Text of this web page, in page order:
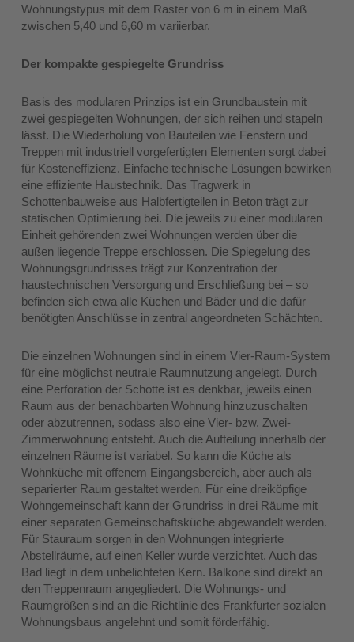
Wohnungstypus mit dem Raster von 6 m in einem Maß
zwischen 5,40 und 6,60 m variierbar.
Der kompakte gespiegelte Grundriss
Basis des modularen Prinzips ist ein Grundbaustein mit
zwei gespiegelten Wohnungen, der sich reihen und stapeln
lässt. Die Wiederholung von Bauteilen wie Fenstern und
Treppen mit industriell vorgefertigten Elementen sorgt dabei
für Kosteneffizienz. Einfache technische Lösungen bewirken
eine effiziente Haustechnik. Das Tragwerk in
Schottenbauweise aus Halbfertigteilen in Beton trägt zur
statischen Optimierung bei. Die jeweils zu einer modularen
Einheit gehörenden zwei Wohnungen werden über die
außen liegende Treppe erschlossen. Die Spiegelung des
Wohnungsgrundrisses trägt zur Konzentration der
haustechnischen Versorgung und Erschließung bei – so
befinden sich etwa alle Küchen und Bäder und die dafür
benötigten Anschlüsse in zentral angeordneten Schächten.
Die einzelnen Wohnungen sind in einem Vier-Raum-System
für eine möglichst neutrale Raumnutzung angelegt. Durch
eine Perforation der Schotte ist es denkbar, jeweils einen
Raum aus der benachbarten Wohnung hinzuzuschalten
oder abzutrennen, sodass also eine Vier- bzw. Zwei-
Zimmerwohnung entsteht. Auch die Aufteilung innerhalb der
einzelnen Räume ist variabel. So kann die Küche als
Wohnküche mit offenem Eingangsbereich, aber auch als
separierter Raum gestaltet werden. Für eine dreiköpfige
Wohngemeinschaft kann der Grundriss in drei Räume mit
einer separaten Gemeinschaftsküche abgewandelt werden.
Für Stauraum sorgen in den Wohnungen integrierte
Abstellräume, auf einen Keller wurde verzichtet. Auch das
Bad liegt in dem unbelichteten Kern. Balkone sind direkt an
den Treppenraum angegliedert. Die Wohnungs- und
Raumgrößen sind an die Richtlinie des Frankfurter sozialen
Wohnungsbaus angelehnt und somit förderfähig.